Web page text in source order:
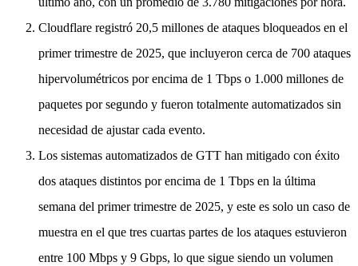
Cloudflare registró 20,5 millones de ataques bloqueados en el
primer trimestre de 2025, que incluyeron cerca de 700 ataques
hipervolumétricos por encima de 1 Tbps o 1.000 millones de
paquetes por segundo y fueron totalmente automatizados sin
necesidad de ajustar cada evento.
Los sistemas automatizados de GTT han mitigado con éxito
dos ataques distintos por encima de 1 Tbps en la última
semana del primer trimestre de 2025, y este es solo un caso de
muestra en el que tres cuartas partes de los ataques estuvieron
entre 100 Mbps y 9 Gbps, lo que sigue siendo un volumen